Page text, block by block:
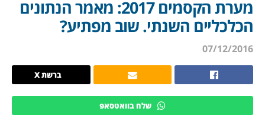
מערת הקסמים 2017: מאמר הנתונים
הכלכליים השנתי. שוב מפתיע?
07/12/2016
ברשת X
שלח בוואטסאפ